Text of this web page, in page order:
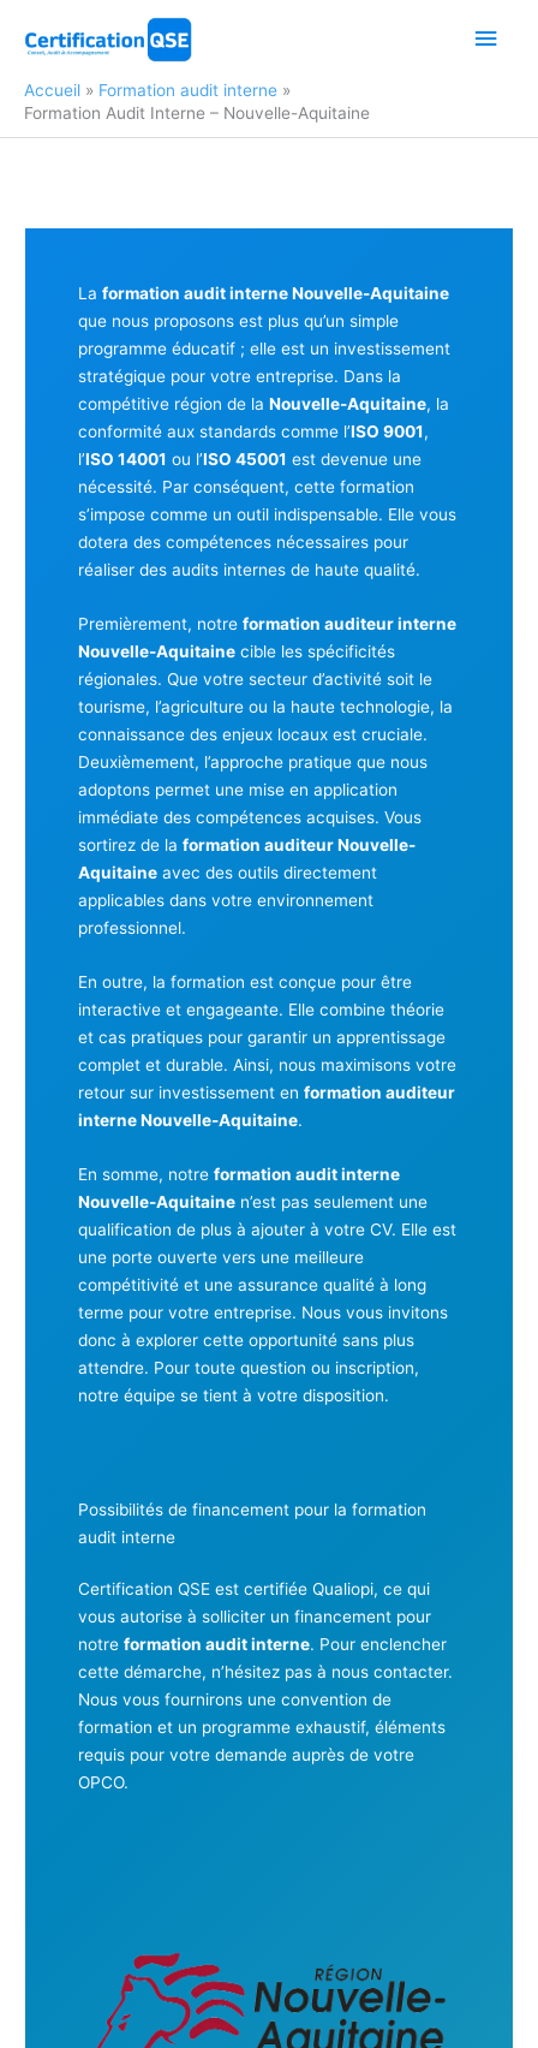
Accueil
Formation audit interne
Formation Audit Interne – Nouvelle-Aquitaine
La formation audit interne Nouvelle-Aquitaine
que nous proposons est plus qu’un simple
programme éducatif ; elle est un investissement
stratégique pour votre entreprise. Dans la
compétitive région de la Nouvelle-Aquitaine, la
conformité aux standards comme l’ISO 9001,
l’ISO 14001 ou l’ISO 45001 est devenue une
nécessité. Par conséquent, cette formation
s’impose comme un outil indispensable. Elle vous
dotera des compétences nécessaires pour
réaliser des audits internes de haute qualité.
Premièrement, notre formation auditeur interne
Nouvelle-Aquitainecible les spécificités
régionales. Que votre secteur d’activité soit le
tourisme, l’agriculture ou la haute technologie, la
connaissance des enjeux locaux est cruciale.
Deuxièmement, l’approche pratique que nous
adoptons permet une mise en application
immédiate des compétences acquises. Vous
sortirez de la formation auditeur Nouvelle-
Aquitaineavec des outils directement
applicables dans votre environnement
professionnel.
En outre, la formation est conçue pour être
interactive et engageante. Elle combine théorie
et cas pratiques pour garantir un apprentissage
complet et durable. Ainsi, nous maximisons votre
retour sur investissement en formation auditeur
interne Nouvelle-Aquitaine.
En somme, notre formation audit interne
Nouvelle-Aquitainen’est pas seulement une
qualification de plus à ajouter à votre CV. Elle est
une porte ouverte vers une meilleure
compétitivité et une assurance qualité à long
terme pour votre entreprise. Nous vous invitons
donc à explorer cette opportunité sans plus
attendre. Pour toute question ou inscription,
notre équipe se tient à votre disposition.
Possibilités de financement pour la formation
audit interne
Certification QSE est certifiée Qualiopi, ce qui
vous autorise à solliciter un financement pour
notre formation audit interne. Pour enclencher
cette démarche, n’hésitez pas à nous contacter.
Nous vous fournirons une convention de
formation et un programme exhaustif, éléments
requis pour votre demande auprès de votre
OPCO.